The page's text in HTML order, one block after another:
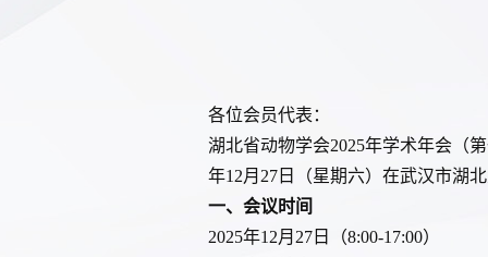
各位会员代表：
湖北省动物学会2025年学术年会（
年1 2月 27日（星期六）在武汉市湖北
一、会议时间
2025年12月27日（8:00-17:00）